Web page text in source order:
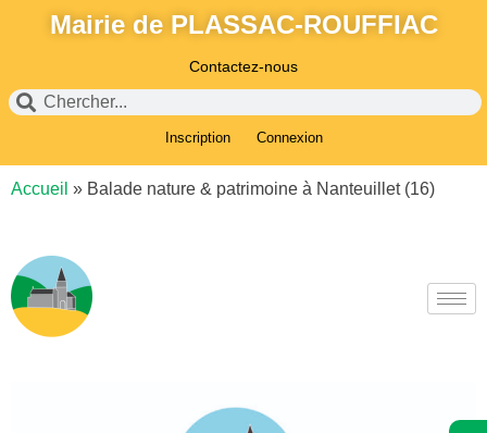
Mairie de PLASSAC-ROUFFIAC
Contactez-nous
Inscription Connexion
Accueil » Balade nature & patrimoine à Nanteuillet (16)